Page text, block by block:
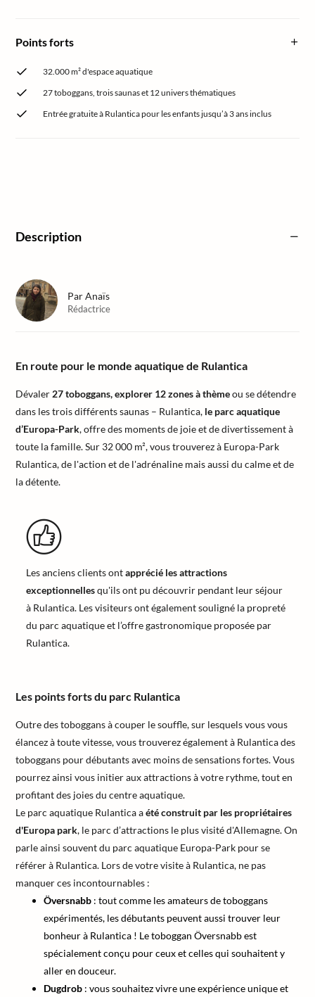
Points forts
32.000 m² d'espace aquatique
27 toboggans, trois saunas et 12 univers thématiques
Entrée gratuite à Rulantica pour les enfants jusqu’à 3 ans inclus
Description
En route pour le monde aquatique de Rulantica
Dévaler 27 toboggans, explorer 12 zones à thèmeou se détendre
dans les trois différents saunas – Rulantica, le parc aquatique
d’Europa-Park, offre des moments de joie et de divertissement à
toute la famille. Sur 32 000 m², vous trouverez à Europa-Park
Rulantica, de l'action et de l'adrénaline mais aussi du calme et de
la détente.
Les anciens clients ontapprécié les attractions
exceptionnellesqu'ils ont pu découvrir pendant leur séjour
à Rulantica. Les visiteurs ont également souligné la propreté
du parc aquatique et l’offre gastronomique proposée par
Rulantica.
Les points forts du parc Rulantica
Outre des toboggans à couper le souffle, sur lesquels vous vous
élancez à toute vitesse, vous trouverez également à Rulantica des
toboggans pour débutants avec moins de sensations fortes. Vous
pourrez ainsi vous initier aux attractions à votre rythme, tout en
profitant des joies du centre aquatique.
Le parc aquatique Rulantica aété construit par les propriétaires
d'Europa park, le parc d’attractions le plus visité d'Allemagne. On
parle ainsi souvent du parc aquatique Europa-Park pour se
référer à Rulantica. Lors de votre visite à Rulantica, ne pas
manquer ces incontournables :
Översnabb : tout comme les amateurs de toboggans
expérimentés, les débutants peuvent aussi trouver leur
bonheur à Rulantica ! Le toboggan Översnabb est
spécialement conçu pour ceux et celles qui souhaitent y
aller en douceur.
Dugdrob : vous souhaitez vivre une expérience unique et
ParAnaïs
Rédactrice